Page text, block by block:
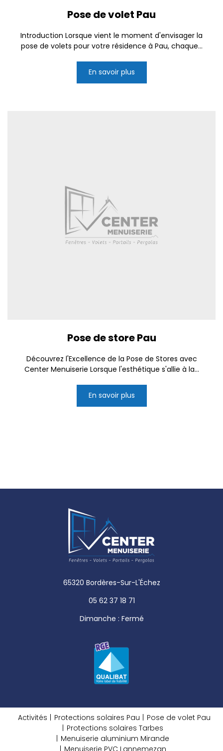
Pose de volet Pau
Introduction Lorsque vient le moment d'envisager la
pose de volets pour votre résidence à Pau, chaque...
En savoir plus
Pose de store Pau
Découvrez l'Excellence de la Pose de Stores avec
Center Menuiserie Lorsque l'esthétique s'allie à la...
En savoir plus
65320 Bordères-Sur-L'Échez
05 62 37 18 71
Dimanche : Fermé
Activités Protections solaires Pau
Pose de volet Pau
Protections solaires Tarbes
Menuiserie aluminium Mirande
Menuiserie PVC Lannemezan